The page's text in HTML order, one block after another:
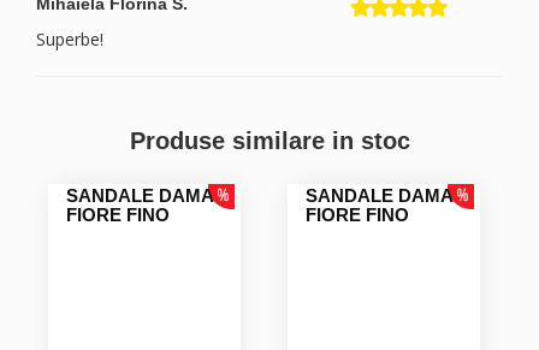
Superbe!
Produse similare in stoc
SANDALE DAMA
FIORE FINO
SANDALE DAMA
FIORE FINO